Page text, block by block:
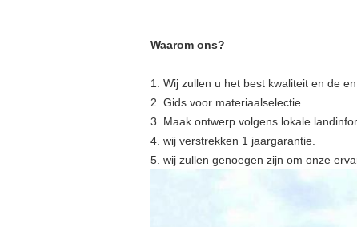
Waarom ons?
1. Wij zullen u het best kwaliteit en de
2. Gids voor materiaalselectie.
3. Maak ontwerp volgens lokale
4. wij verstrekken 1 jaargarantie.
5. wij zullen genoegen zijn om onze